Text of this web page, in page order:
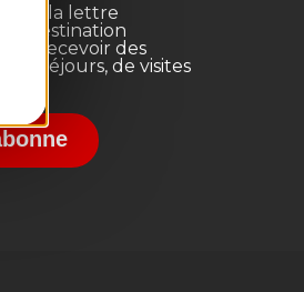
à la lettre
Destination
recevoir des
de séjours, de visites